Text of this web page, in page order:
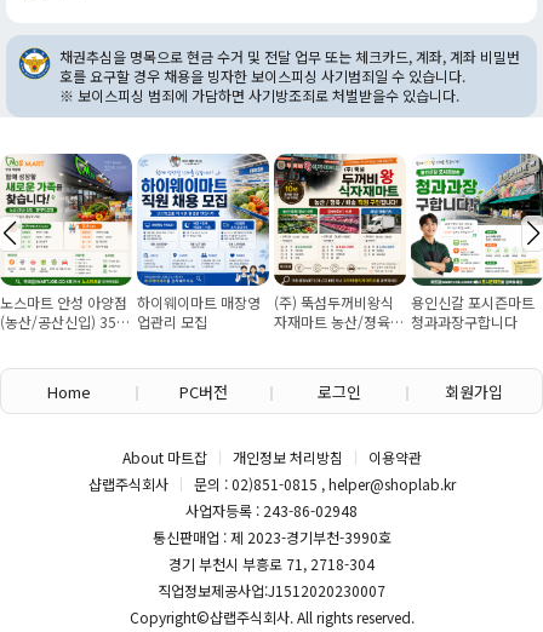
채권추심을 명목으로 현금 수거 및 전달 업무 또는 체크카드, 계좌, 계좌 비밀번
호를 요구할 경우 채용을 빙자한 보이스피싱 사기범죄일 수 있습니다.
※ 보이스피싱 범죄에 가담하면 사기방조죄로 처벌받을수 있습니다.
노스마트 안성 아양점
(농산/공산신입) 355
하이웨이마트 매장영
업관리 모집
(주) 뚝섬두꺼비왕식
자재마트 농산/졍육/
용인신갈 포시즌마트
청과과장구합니다
Home PC버전 로그인 회원가입
About 마트잡 개인정보 처리방침
이용약관
샵랩주식회사
문의 : 02)851-0815 , helper@shoplab.kr
사업자등록 : 243-86-02948
통신판매업 : 제 2023-경기부천-3990호
경기 부천시 부흥로 71, 2718-304
직업정보제공사업:J1512020230007
Copyright©샵랩주식회사. All rights reserved.